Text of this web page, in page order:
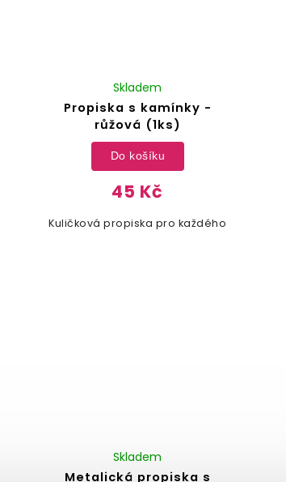
Propiska s kamínky -
růžová (1ks)
Skladem
45 Kč
Do košíku
Kuličková propiska pro každého
Metalická propiska s
Skladem